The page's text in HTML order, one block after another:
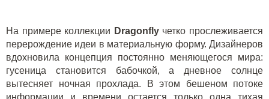
На примере коллекции Dragonfly четко прослеживается
перерождение идеи в материальную форму. Дизайнеров
вдохновила концепция постоянно меняющегося мира:
гусеница становится бабочкой, а дневное солнце
вытесняет ночная прохлада. В этом бешеном потоке
информации и времени остается только одна тихая